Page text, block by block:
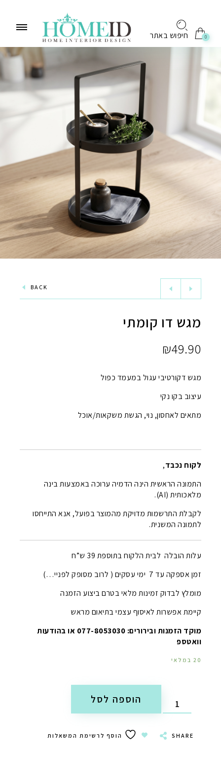
חיפוש באתר 0
BACK
מגש דו קומתי
₪49.90
מגש דקורטיבי עגול במעמד כפול
עיצוב בקו נקי
מתאים לאחסון, נוי, הגשת משקאות/אוכל
לקוח נכבד,
התמונה הראשית הינה הדמיה ערוכה באמצעות בינה
מלאכותית (AI).
לקבלת התרשמות מדויקת מהמוצר בפועל, אנא התייחסו
לתמונה המשנית.
עלות הובלה לבית הלקוח בתוספת 39 ש”ח
זמן אספקה עד 7 ימי עסקים ( לרוב מסופק לפניי…)
מומלץ לבדוק זמינות מלאי בטרם ביצוע הזמנה
קיימת אפשרות לאיסוף עצמי בתיאום מראש
מוקד הזמנות ובירורים: 077-8053030 או בהודעות
וואטספ
20 במלאי
הוספה לסל
SHARE הוסף לרשימת המשאלות